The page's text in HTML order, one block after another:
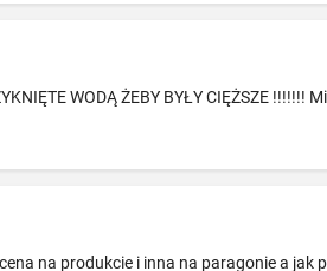
WODĄ ŻEBY BYŁY CIĘŻSZE !!!!!!!
na produkcie i inna na paragonie a jak